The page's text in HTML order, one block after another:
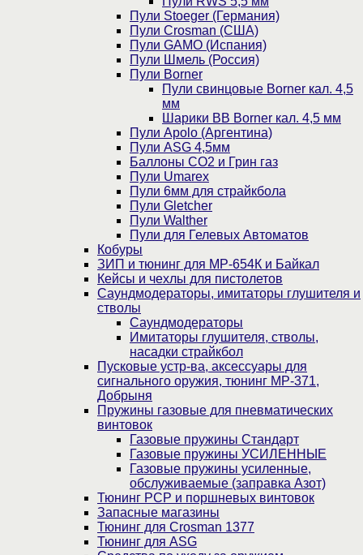
Пули Stoeger (Германия)
Пули Crosman (США)
Пули GAMO (Испания)
Пули Шмель (Россия)
Пули Borner
Пули свинцовые Borner кал. 4,5
мм
Шарики BB Borner кал. 4,5 мм
Пули Apolo (Аргентина)
Пули ASG 4,5мм
Баллоны CO2 и Грин газ
Пули Umarex
Пули 6мм для страйкбола
Пули Gletcher
Пули Walther
Пули для Гелевых Автоматов
Кобуры
ЗИП и тюнинг для МР-654К и Байкал
Кейсы и чехлы для пистолетов
Саундмодераторы, имитаторы глушителя и
стволы
Саундмодераторы
Имитаторы глушителя, стволы,
насадки страйкбол
Пусковые устр-ва, аксессуары для
сигнального оружия, тюнинг МР-371,
Добрыня
Пружины газовые для пневматических
винтовок
Газовые пружины Стандарт
Газовые пружины УСИЛЕННЫЕ
Газовые пружины усиленные,
обслуживаемые (заправка Азот)
Тюнинг PCP и поршневых винтовок
Запасные магазины
Тюнинг для Crosman 1377
Тюнинг для ASG